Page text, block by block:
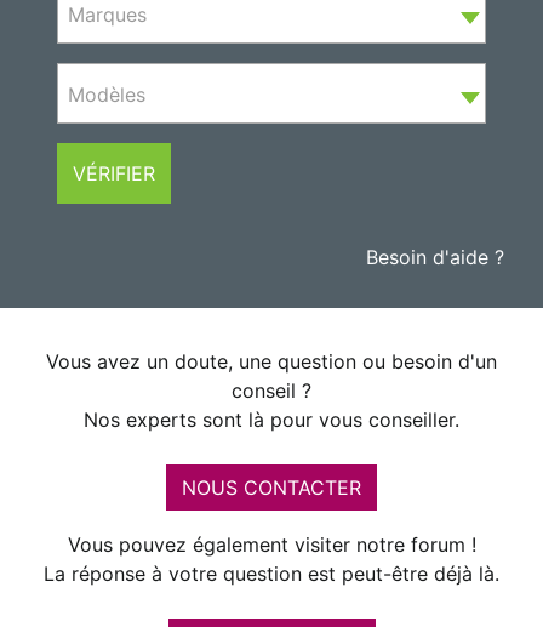
Marques
Modèles
VÉRIFIER
Besoin d'aide ?
Vous avez un doute, une question ou besoin d'un
conseil ?
Nos experts sont là pour vous conseiller.
NOUS CONTACTER
Vous pouvez également visiter notre forum !
La réponse à votre question est peut-être déjà là.